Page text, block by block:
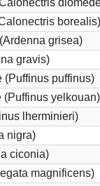
borealis)
grisea)
gravis)
puffinus)
(Puffinus yelkouan)
lherminieri)
nigra)
ciconia)
magnificens)